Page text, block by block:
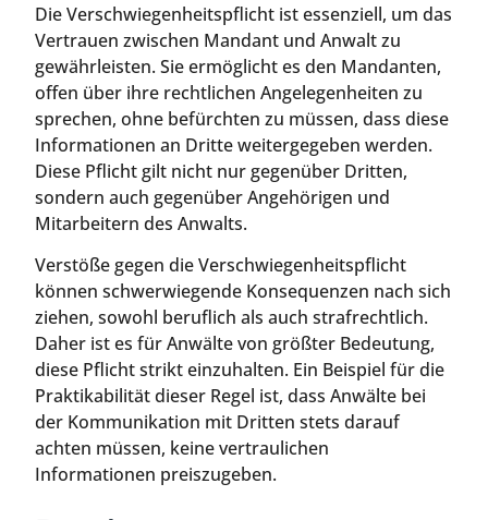
Die Verschwiegenheitspflicht ist essenziell, um das
Vertrauen zwischen Mandant und Anwalt zu
gewährleisten. Sie ermöglicht es den Mandanten,
offen über ihre rechtlichen Angelegenheiten zu
sprechen, ohne befürchten zu müssen, dass diese
Informationen an Dritte weitergegeben werden.
Diese Pflicht gilt nicht nur gegenüber Dritten,
sondern auch gegenüber Angehörigen und
Mitarbeitern des Anwalts.
Verstöße gegen die Verschwiegenheitspflicht
können schwerwiegende Konsequenzen nach sich
ziehen, sowohl beruflich als auch strafrechtlich.
Daher ist es für Anwälte von größter Bedeutung,
diese Pflicht strikt einzuhalten. Ein Beispiel für die
Praktikabilität dieser Regel ist, dass Anwälte bei
der Kommunikation mit Dritten stets darauf
achten müssen, keine vertraulichen
Informationen preiszugeben.